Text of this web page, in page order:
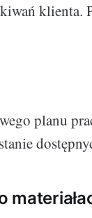
klienta.
planu